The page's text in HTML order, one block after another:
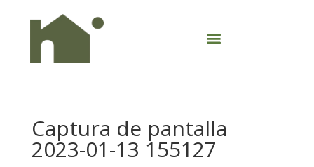
Captura de pantalla
2023-01-13 155127